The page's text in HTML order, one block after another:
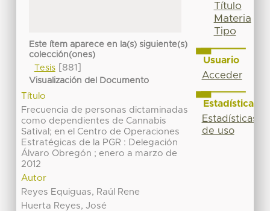
Este ítem aparece en la(s) siguiente(s)
colección(ones)
Tesis[881]
Visualización del Documento
Título
Frecuencia de personas dictaminadas
como dependientes de Cannabis
Satival; en el Centro de Operaciones
Estratégicas de la PGR : Delegación
Álvaro Obregón ; enero a marzo de
2012
Autor
Reyes Equiguas, Raúl Rene
Huerta Reyes, José
Título
Materia
Tipo
Usuario
Acceder
Estadísticas
Estadísticas
de uso